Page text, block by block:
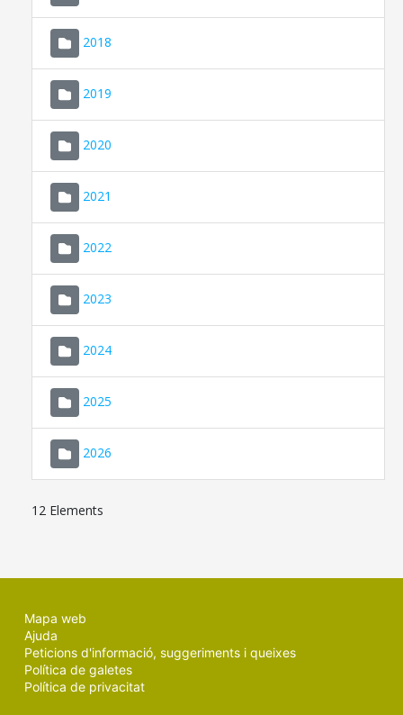
2018
2019
2020
2021
2022
2023
2024
2025
2026
12 Elements
Mapa web
Ajuda
Peticions d'informació, suggeriments i queixes
Política de galetes
Política de privacitat